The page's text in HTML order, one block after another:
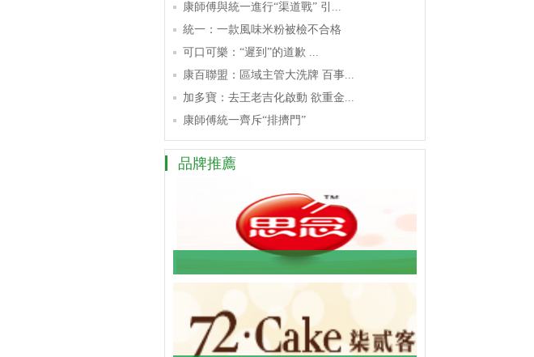
康師傅與統一進行“渠道戰” 引...
統一：一款風味米粉被檢不合格
可口可樂：“遲到”的道歉 ...
康百聯盟：區域主管大洗牌 百事...
加多寶：去王老吉化啟動 欲重金...
康師傅統一齊斥“排擠門”
品牌推薦
鄭州思念食品：每一種食品都值得...